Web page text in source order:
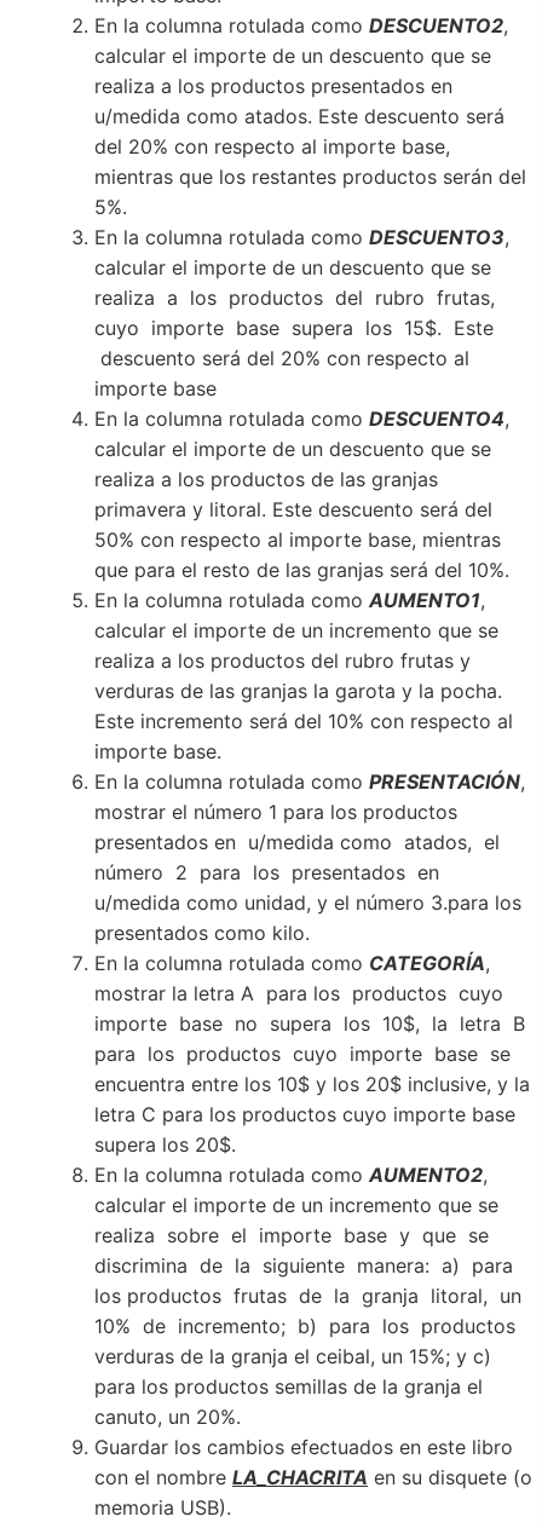
En la columna rotulada como DESCUENTO2,
calcular el importe de un descuento que se
realiza a los productos presentados en
u/medida como atados. Este descuento será
del 20% con respecto al importe base,
mientras que los restantes productos serán del
5%.
En la columna rotulada como DESCUENTO3,
calcular el importe de un descuento que se
realiza a los productos del rubro frutas,
cuyo importe base supera los 15$. Este
descuento será del 20% con respecto al
importe base
En la columna rotulada como DESCUENTO4,
calcular el importe de un descuento que se
realiza a los productos de las granjas
primavera y litoral. Este descuento será del
50% con respecto al importe base, mientras
que para el resto de las granjas será del 10%.
En la columna rotulada como AUMENTO1,
calcular el importe de un incremento que se
realiza a los productos del rubro frutas y
verduras de las granjas la garota y la pocha.
Este incremento será del 10% con respecto al
importe base.
En la columna rotulada como PRESENTACIÓN,
mostrar el número 1 para los productos
presentados en u/medida como atados, el
número 2 para los presentados en
u/medida como unidad, y el número 3.para los
presentados como kilo.
En la columna rotulada como CATEGORÍA,
mostrar la letra A para los productos cuyo
importe base no supera los 10$, la letra B
para los productos cuyo importe base se
encuentra entre los 10$ y los 20$ inclusive, y la
letra C para los productos cuyo importe base
supera los 20$.
En la columna rotulada como AUMENTO2,
calcular el importe de un incremento que se
realiza sobre el importe base y que se
discrimina de la siguiente manera: a) para
los productos frutas de la granja litoral, un
10% de incremento; b) para los productos
verduras de la granja el ceibal, un 15%; y c)
para los productos semillas de la granja el
canuto, un 20%.
Guardar los cambios efectuados en este libro
con el nombre LA_CHACRITA en su disquete (o
memoria USB).